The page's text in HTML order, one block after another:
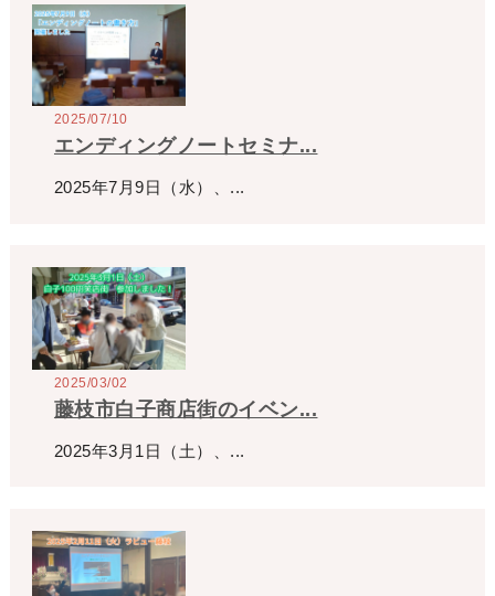
2025/07/10
エンディングノートセミナ...
2025年7月9日（水）、...
2025/03/02
藤枝市白子商店街のイベン...
2025年3月1日（土）、...